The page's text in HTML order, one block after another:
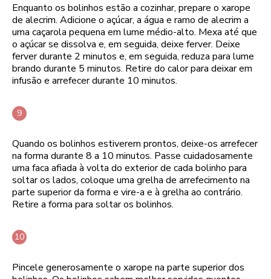
Enquanto os bolinhos estão a cozinhar, prepare o xarope
de alecrim. Adicione o açúcar, a água e ramo de alecrim a
uma caçarola pequena em lume médio-alto. Mexa até que
o açúcar se dissolva e, em seguida, deixe ferver. Deixe
ferver durante 2 minutos e, em seguida, reduza para lume
brando durante 5 minutos. Retire do calor para deixar em
infusão e arrefecer durante 10 minutos.
Quando os bolinhos estiverem prontos, deixe-os arrefecer
na forma durante 8 a 10 minutos. Passe cuidadosamente
uma faca afiada à volta do exterior de cada bolinho para
soltar os lados, coloque uma grelha de arrefecimento na
parte superior da forma e vire-a e à grelha ao contrário.
Retire a forma para soltar os bolinhos.
Pincele generosamente o xarope na parte superior dos